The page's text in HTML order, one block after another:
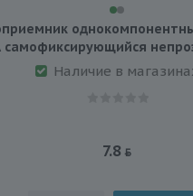
Наличие в
7.8